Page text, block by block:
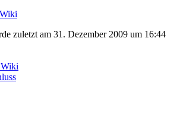
zuletzt am 31. Dezember 2009 um 16:44